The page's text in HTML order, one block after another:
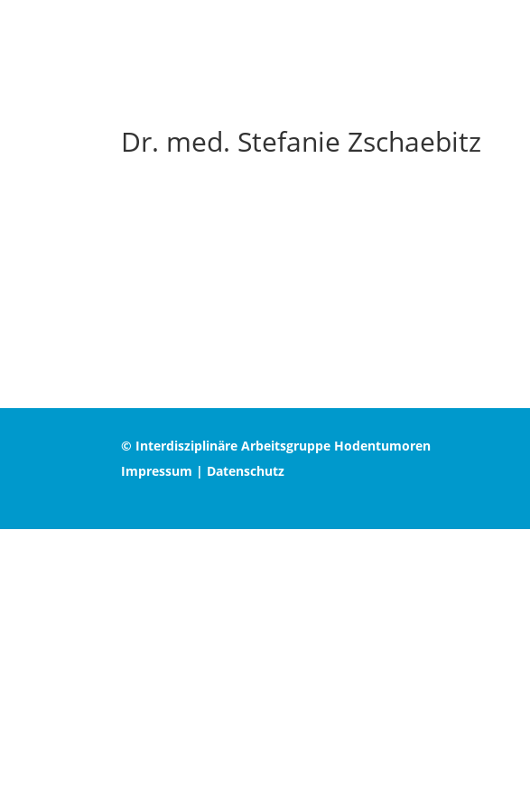
Dr. med. Stefanie Zschaebitz
© Interdisziplinäre Arbeitsgruppe Hodentumoren
Impressum | Datenschutz